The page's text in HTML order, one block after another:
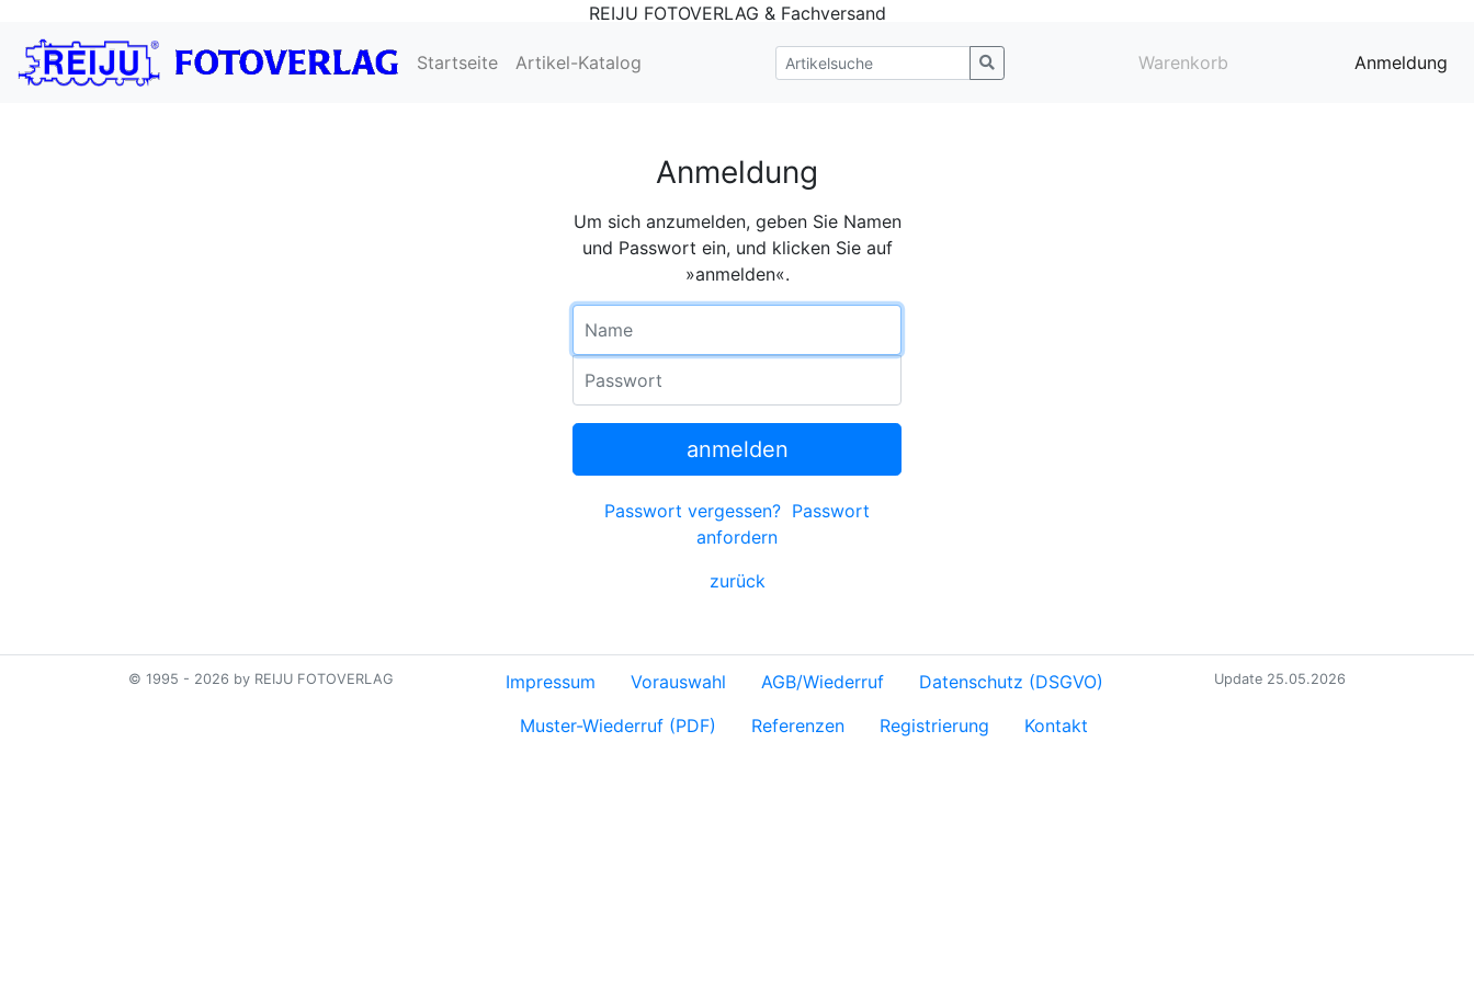
REIJU FOTOVERLAG & Fachversand
Startseite Artikel-Katalog Warenkorb Anmeldung
Anmeldung
Um sich anzumelden, geben Sie Namen
und Passwort ein, und klicken Sie auf
»anmelden«.
anmelden
Passwort vergessen? Passwort
anfordern
zurück
Update 25.05.2026
© 1995 - 2026 by REIJU FOTOVERLAG Impressum Vorauswahl AGB/Wiederruf
Datenschutz (DSGVO)
Muster-Wiederruf (PDF)
Referenzen Registrierung Kontakt